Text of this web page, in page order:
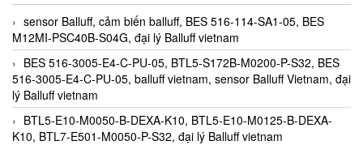
sensor Balluff, cảm biến balluff, BES 516-114-SA1-05, BES
M12MI-PSC40B-S04G, đại lý Balluff vietnam
BES 516-3005-E4-C-PU-05, BTL5-S172B-M0200-P-S32, BES
516-3005-E4-C-PU-05, balluff vietnam, sensor Balluff Vietnam, đại
lý Balluff vietnam
BTL5-E10-M0050-B-DEXA-K10, BTL5-E10-M0125-B-DEXA-
K10, BTL7-E501-M0050-P-S32, đại lý Balluff vietnam